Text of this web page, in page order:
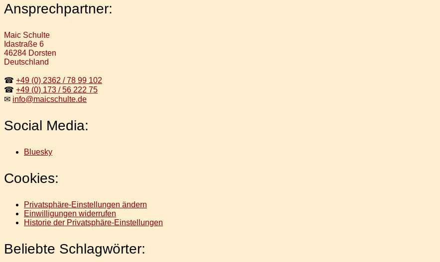
Ansprechpartner:
Maic Schulte
Idastraße 6
46284 Dorsten
Deutschland
☎ +49 (0) 2362 / 78 99 102
☎ +49 (0) 173 / 56 222 75
✉ info@maicschulte.de
Social Media:
Bluesky
Cookies:
Privatsphäre-Einstellungen ändern
Einwilligungen widerrufen
Historie der Privatsphäre-Einstellungen
Beliebte Schlagwörter: